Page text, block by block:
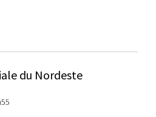
du Nordeste